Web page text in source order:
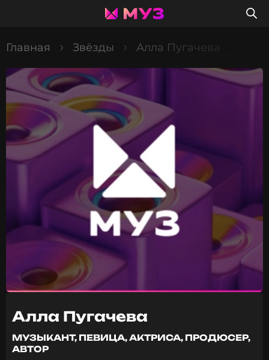
Главная Звёзды Алла Пугачева
Алла Пугачева
МУЗЫКАНТ, ПЕВИЦА, АКТРИСА, ПРОДЮСЕР,
АВТОР